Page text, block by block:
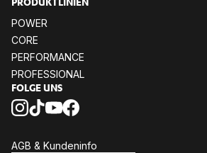
POWER
CORE
PERFORMANCE
PROFESSIONAL
FOLGE UNS
AGB & Kundeninfo